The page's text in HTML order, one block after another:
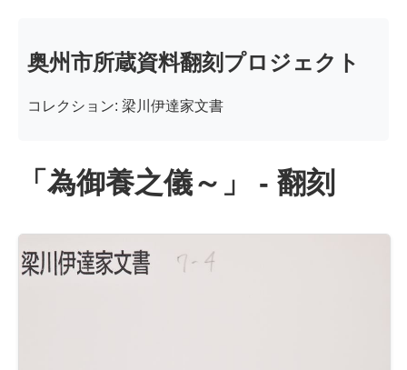
奥州市所蔵資料翻刻プロジェクト
コレクション: 梁川伊達家文書
「為御養之儀～」 - 翻刻